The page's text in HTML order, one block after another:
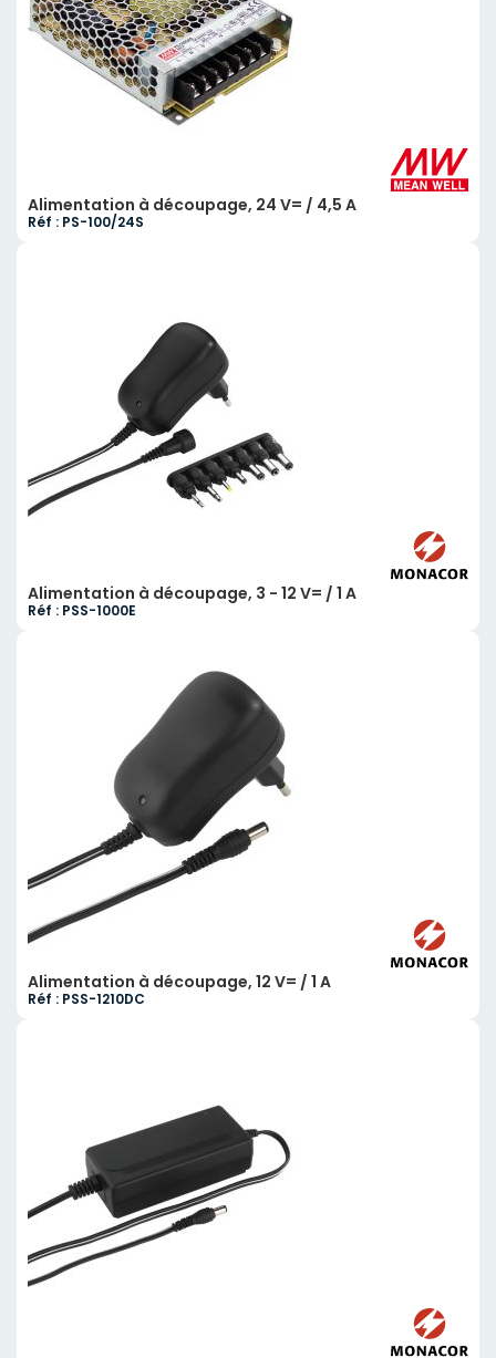
Alimentation à découpage, 24 V= / 4,5 A
Réf : PS-100/24S
Alimentation à découpage, 3 - 12 V= / 1 A
Réf : PSS-1000E
Alimentation à découpage, 12 V= / 1 A
Réf : PSS-1210DC